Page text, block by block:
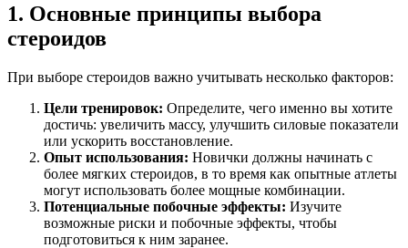
1. Основные принципы выбора
стероидов
При выборе стероидов важно учитывать несколько факторов:
Цели тренировок: Определите, чего именно вы хотите
достичь: увеличить массу, улучшить силовые показатели
или ускорить восстановление.
Опыт использования: Новички должны начинать с
более мягких стероидов, в то время как опытные атлеты
могут использовать более мощные комбинации.
Потенциальные побочные эффекты: Изучите
возможные риски и побочные эффекты, чтобы
подготовиться к ним заранее.